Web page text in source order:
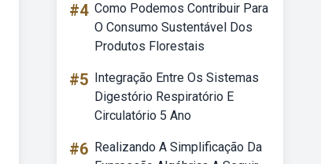
#4 Como Podemos Contribuir Para
O Consumo Sustentável Dos
Produtos Florestais
#5 Integração Entre Os Sistemas
Digestório Respiratório E
Circulatório 5 Ano
#6 Realizando A Simplificação Da